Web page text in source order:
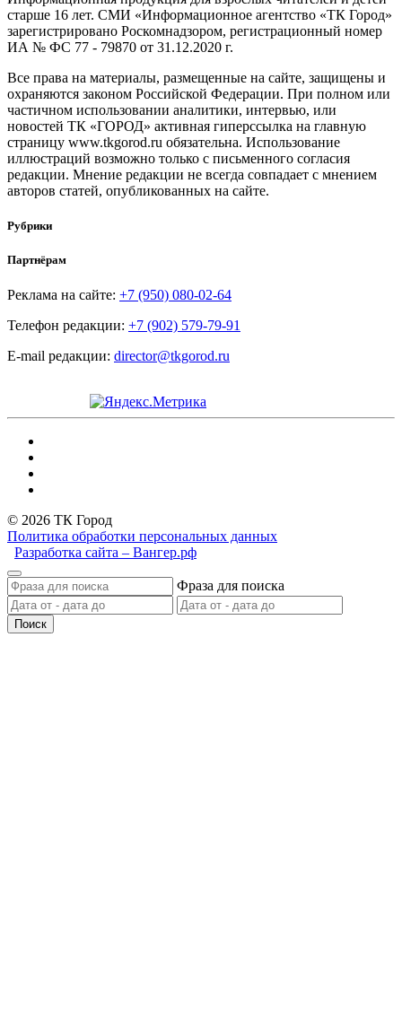
старше 16 лет. СМИ «Информационное агентство «ТК Город»
зарегистрировано Роскомнадзором, регистрационный номер
ИА № ФС 77 - 79870 от 31.12.2020 г.
Все права на материалы, размещенные на сайте, защищены и
охраняются законом Российской Федерации. При полном или
частичном использовании аналитики, интервью, или
новостей ТК «ГОРОД» активная гиперссылка на главную
страницу www.tkgorod.ru обязательна. Использование
иллюстраций возможно только с письменного согласия
редакции. Мнение редакции не всегда совпадает с мнением
авторов статей, опубликованных на сайте.
Рубрики
Партнёрам
Реклама на сайте: +7 (950) 080-02-64
Телефон редакции: +7 (902) 579-79-91
E-mail редакции: director@tkgorod.ru
© 2026 ТК Город
Политика обработки персональных данных
Разработка сайта – Вангер.рф
Фраза для поиска
Поиск